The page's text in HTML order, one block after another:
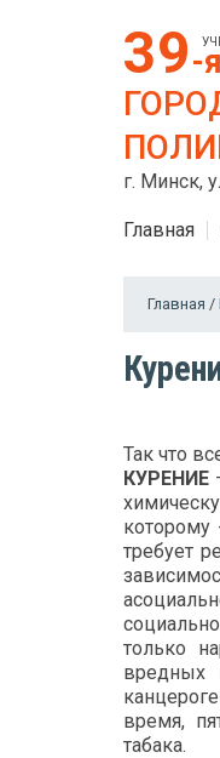
39-я
г. Минск,
Главная
Главная /
Так что
КУРЕНИЕ
которому
требует
только
вредных
время,
табака.